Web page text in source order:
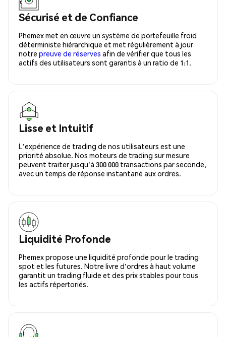
Sécurisé et de Confiance
Phemex met en œuvre un système de portefeuille froid
déterministe hiérarchique et met régulièrement à jour
notre preuve de réserves afin de vérifier que tous les
actifs des utilisateurs sont garantis à un ratio de 1:1.
Lisse et Intuitif
L'expérience de trading de nos utilisateurs est une
priorité absolue. Nos moteurs de trading sur mesure
peuvent traiter jusqu'à 300 000 transactions par seconde,
avec un temps de réponse instantané aux ordres.
Liquidité Profonde
Phemex propose une liquidité profonde pour le trading
spot et les futures. Notre livre d'ordres à haut volume
garantit un trading fluide et des prix stables pour tous
les actifs répertoriés.